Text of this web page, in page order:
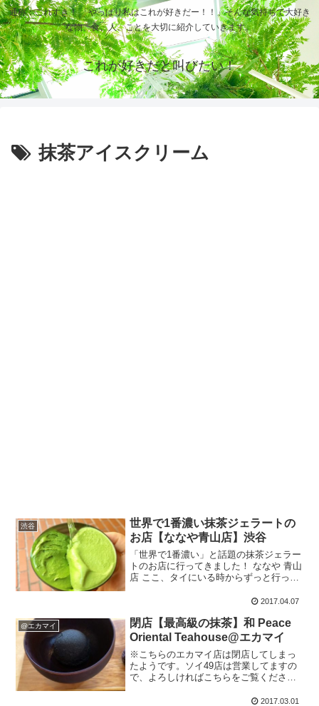
通称：これすき！ 「やっぱり私はこれが好きだー！！」そんな気持ちで大好き
な物、食、人、ことを大切に紹介していきます。
これが好きだと叫びたい！
抹茶アイスクリーム
渋谷
世界で1番濃い抹茶ジェラートの
お店【ななや青山店】渋谷
「世界で1番濃い」と話題の抹茶ジェラー
トのお店に行ってきました！ ななや 青山
店 ここ、タイにいる時からずっと行って
アイスクリームが大人気ですが、本場の
のか！？ 勝手に...
2017.04.07
@エカマイ
閉店【最高級の抹茶】和 Peace
Oriental Teahouse@エカマイ
※こちらのエカマイ店は閉店してしまっ
たようです。ソイ49店は営業してますの
で、よろしければこちらをご覧くださ
だと思います？？真っ黒過ぎて分からな
2017.03.01